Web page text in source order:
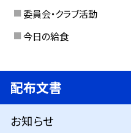
委員会・クラブ活動
今日の給食
配布文書
お知らせ